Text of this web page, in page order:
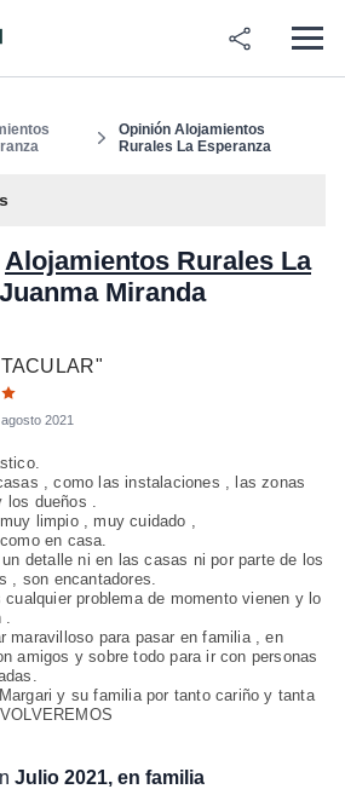
Opinión Alojamientos
Rurales La Esperanza
Alojamientos Rurales La
Miranda
"
agosto 2021
, como las instalaciones , las zonas
los dueños .
limpio , muy cuidado ,
en casa.
detalle ni en las casas ni por parte de los
, son encantadores.
problema de momento vienen y lo
.
maravilloso para pasar en familia , en
amigos y sobre todo para ir con personas
y su familia por tanto cariño y tanta
Julio 2021, en familia